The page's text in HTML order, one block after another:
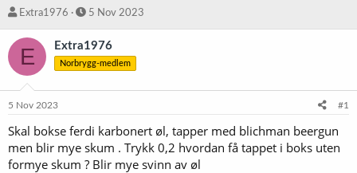
T
å
t
r
Extra1976
S
a
r
t
o
5 Nov 2023
E Extra1976
Norbrygg-medlem
5 Nov 2023 #1
Skal bokse ferdi karbonert øl, tapper med blichman beergun
men blir mye skum . Trykk 0,2 hvordan få tappet i boks uten
formye skum ? Blir mye svinn av øl